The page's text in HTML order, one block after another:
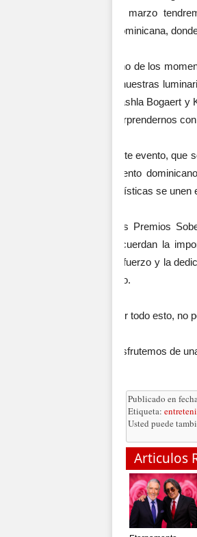
de marzo
Dominicana,
Uno de los
a nuestras
Nashla Bogaert y
sorprendernos
Este evento, que
talento
artísticas se
Los Premios
recuerdan la
esfuerzo y la
alto.
Por todo esto, no
Disfrutemos de
Publicado en
Etiqueta:
Usted puede
Articulos